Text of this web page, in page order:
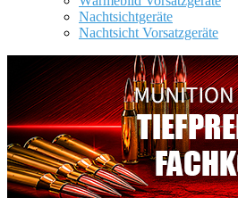
Nachtsichtgeräte
Nachtsicht Vorsatzgeräte